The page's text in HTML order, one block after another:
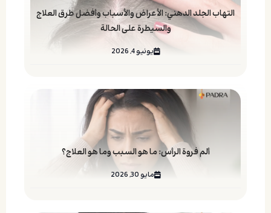
التهاب الجلد الدهني: الأعراض والأسباب وأفضل طرق العلاج
والسيطرة على الحالة
يونيو 4, 2026
ألم فروة الرأس: ما هو السبب وما هو العلاج؟
مايو 30, 2026